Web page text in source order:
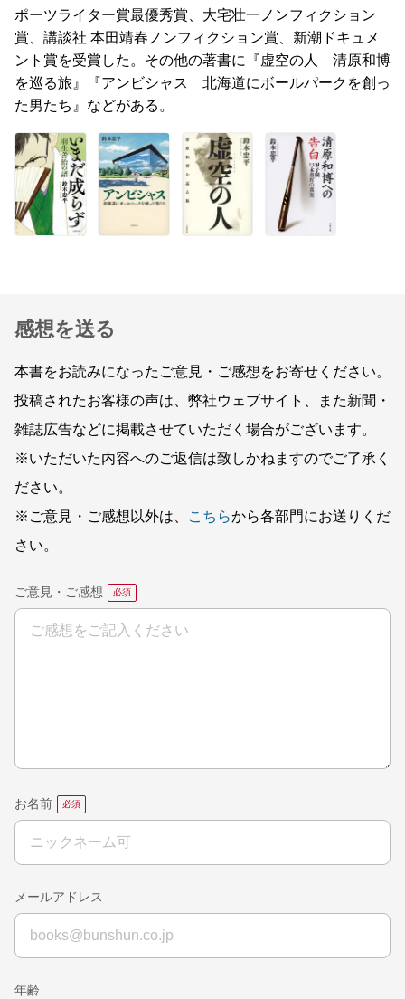
ポーツライター賞最優秀賞、大宅壮一ノンフィクション
賞、講談社 本田靖春ノンフィクション賞、新潮ドキュメ
ント賞を受賞した。その他の著書に『虚空の人 清原和博
を巡る旅』『アンビシャス 北海道にボールパークを創っ
た男たち』などがある。
感想を送る
本書をお読みになったご意見・ご感想をお寄せください。
投稿されたお客様の声は、弊社ウェブサイト、また新聞・
雑誌広告などに掲載させていただく場合がございます。
※いただいた内容へのご返信は致しかねますのでご了承く
ださい。
※ご意見・ご感想以外は、
こちらから各部門にお送りくだ
さい。
ご意見・ご感想
お名前
メールアドレス
年齢